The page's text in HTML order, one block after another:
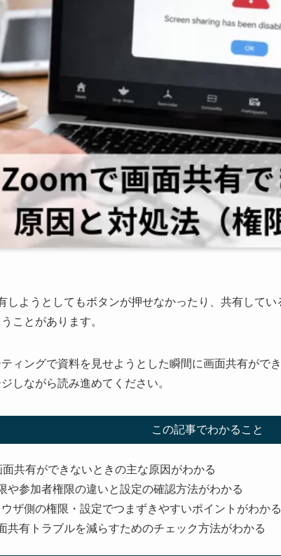
しようとしてもボタンが押せなかったり、共有して
ことがあります。
ィングで資料を見せようとした瞬間に画面共有がで
しながら読み進めてください。
この記事でわかること
面共有ができないときの主な原因がわかる
や参加者権限の違いと設定の確認方法がわかる
ウザ側の権限・設定でつまずきやすいポイントがわかる
共有トラブルを減らすためのチェック方法がわかる